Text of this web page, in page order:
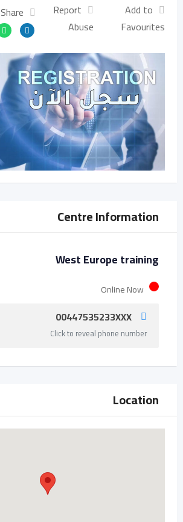
Add to
Favourites
Report
Abuse
Share:
Centre Information
West Europe training
Online Now
00447535233XXX
Click to reveal phone number
Location